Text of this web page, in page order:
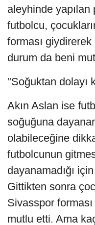
aleyhinde yapılan
futbolcu,
forması giydirerek
durum da beni
"Soğuktan dolayı
Akın Aslan ise
soğuğuna
olabileceğine
futbolcunun
dayanamadığı
Gittikten sonra
Sivasspor
mutlu etti. Ama